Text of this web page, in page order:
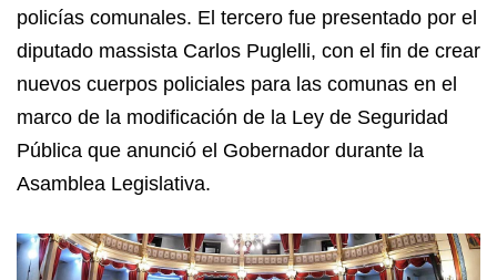
policías comunales. El tercero fue presentado por el
diputado massista Carlos Puglelli, con el fin de crear
nuevos cuerpos policiales para las comunas en el
marco de la modificación de la Ley de Seguridad
Pública que anunció el Gobernador durante la
Asamblea Legislativa.